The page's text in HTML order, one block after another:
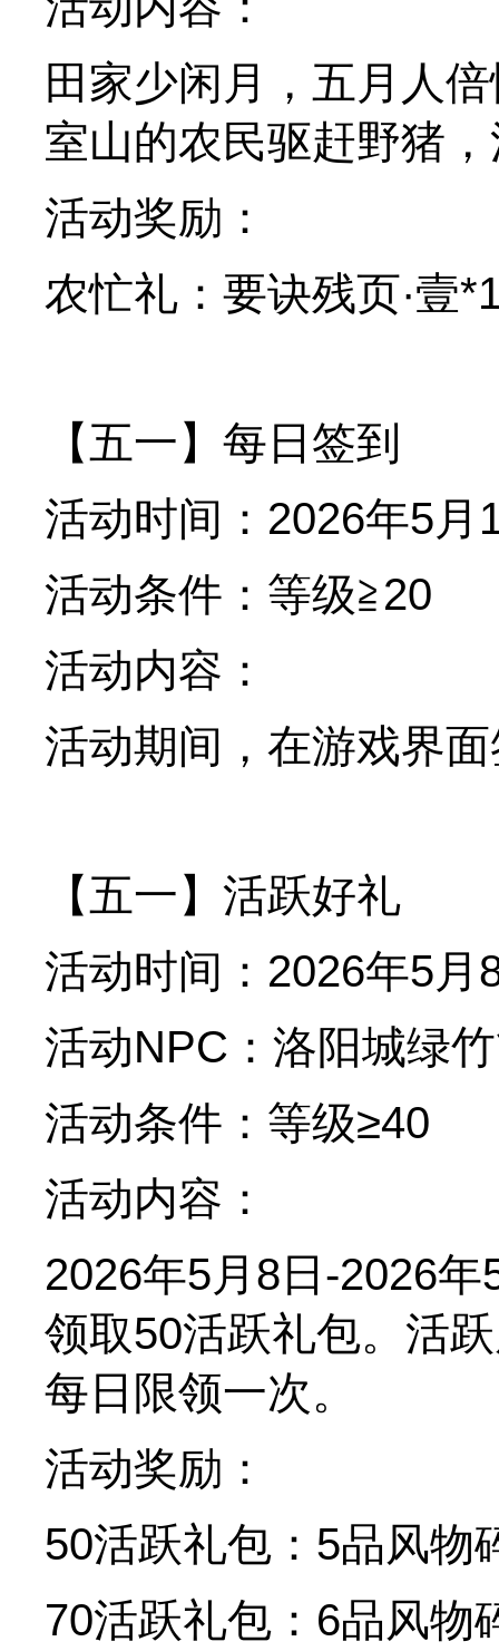
田家少闲月，五月人
室山的农民驱赶野猪
活动奖励：
农忙礼：要诀残页·壹
【五一】每日签到
活动时间：2026年5月
活动条件：等级≧20
活动内容：
活动期间，在游戏界
【五一】活跃好礼
活动时间：2026年5月
活动NPC：洛阳城绿
活动条件：等级≥40
活动内容：
2026年5月8日-2026
领取50活跃礼包。活
每日限领一次。
活动奖励：
50活跃礼包：5品风物
70活跃礼包：6品风物